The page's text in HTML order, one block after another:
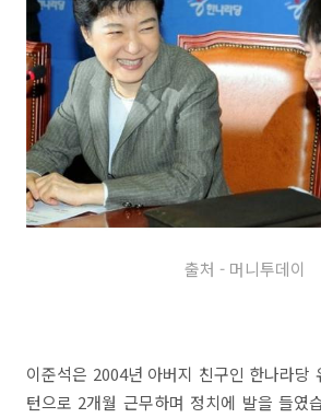
출처 - 머니투데이
이준석은 2004년 아버지 친구인 한나라당
턴으로 2개월 근무하며 정치에 발을 들였